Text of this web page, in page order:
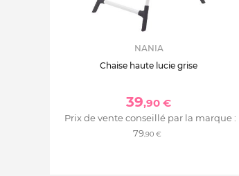
NANIA
Chaise haute lucie grise
39,90 €
Prix de vente conseillé par la marque :
79,90 €